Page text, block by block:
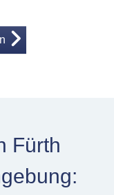
Fürth